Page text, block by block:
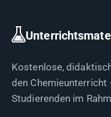
Kostenlose,
den
Studierenden im